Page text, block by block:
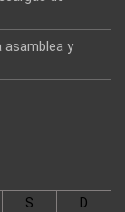
asamblea y
S
D